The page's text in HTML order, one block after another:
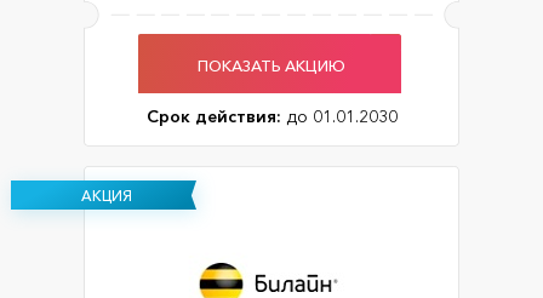
ПОКАЗАТЬ АКЦИЮ
Срок действия: до 01.01.2030
АКЦИЯ